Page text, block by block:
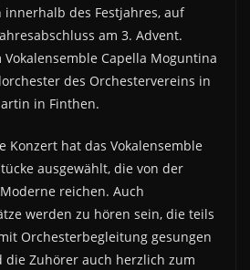
des Festjahres, auf
am 3. Advent.
Capella Moguntina
des Orchestervereins in
in Finthen.
Konzert hat das Vokalensemble
ausgewählt, die von der
reichen. Auch
werden zu hören sein, die teils
Orchesterbegleitung gesungen
Zuhörer auch herzlich zum